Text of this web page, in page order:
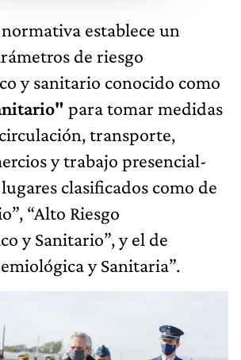
establece un
de riesgo
y sanitario conocido como
para tomar medidas
transporte,
y trabajo presencial-
clasificados como de
“Alto Riesgo
y Sanitario”, y el de
y Sanitaria”.